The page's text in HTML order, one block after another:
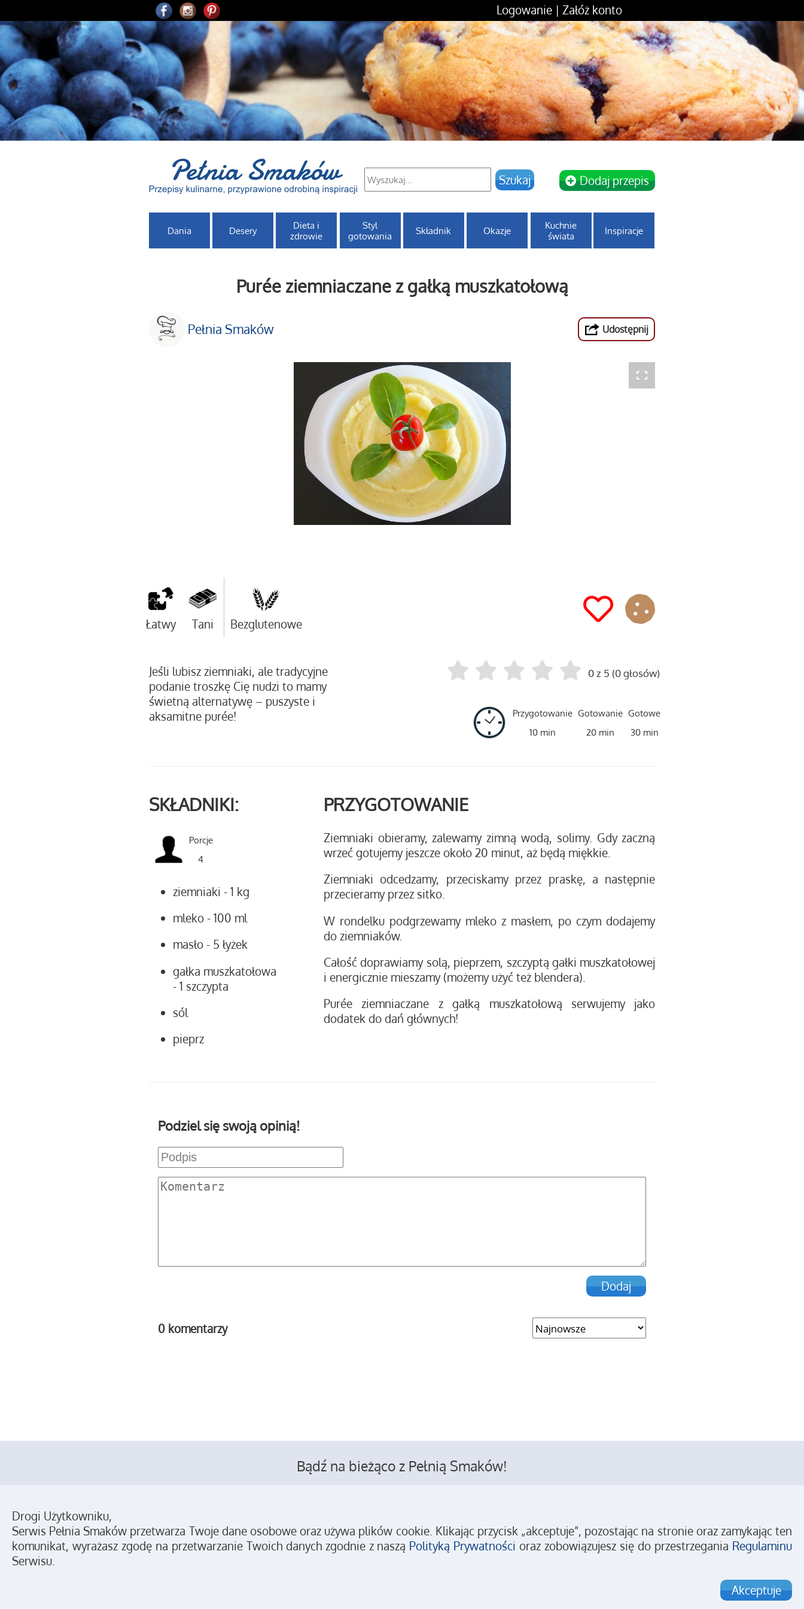
Logowanie | Załóż konto
Dodaj przepis
Dania Desery
Dieta i
zdrowie
Styl
gotowania
Składnik Okazje
Kuchnie
świata
Inspiracje
Purée ziemniaczane z gałką muszkatołową
Pełnia Smaków Udostępnij
Łatwy Tani Bezglutenowe
Jeśli lubisz ziemniaki, ale tradycyjne
podanie troszkę Cię nudzi to mamy
świetną alternatywę – puszyste i
aksamitne purée!
0 z 5 (0 głosów)
Przygotowanie Gotowanie Gotowe
10 min
20 min 30 min
SKŁADNIKI:
Porcje
4
ziemniaki - 1 kg
mleko - 100 ml
masło - 5 łyżek
gałka muszkatołowa
- 1 szczypta
sól
pieprz
PRZYGOTOWANIE
Ziemniaki obieramy, zalewamy zimną wodą, solimy. Gdy zaczną
wrzeć gotujemy jeszcze około 20 minut, aż będą miękkie.
Ziemniaki odcedzamy, przeciskamy przez praskę, a następnie
przecieramy przez sitko.
W rondelku podgrzewamy mleko z masłem, po czym dodajemy
do ziemniaków.
Całość doprawiamy solą, pieprzem, szczyptą gałki muszkatołowej
i energicznie mieszamy (możemy użyć też blendera).
Purée ziemniaczane z gałką muszkatołową serwujemy jako
dodatek do dań głównych!
Podziel się swoją opinią!
0 komentarzy
Bądź na bieżąco z Pełnią Smaków!
Kontakt Reklama Polityka prywatności Regulamin
Drogi Użytkowniku,
Serwis Pełnia Smaków przetwarza Twoje dane osobowe oraz używa plików cookie. Klikając przycisk „akceptuje”, pozostając na stronie oraz zamykając ten
komunikat, wyrażasz zgodę na przetwarzanie Twoich danych zgodnie z naszą Polityką Prywatności oraz zobowiązujesz się do przestrzegania Regulaminu
Serwisu.